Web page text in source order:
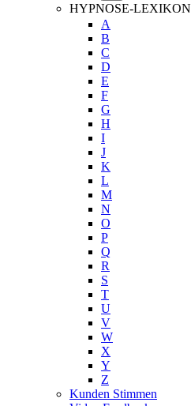
HYPNOSE-LEXIKON
A
B
C
D
E
F
G
H
I
J
K
L
M
N
O
P
Q
R
S
T
U
V
W
X
Y
Z
Kunden Stimmen